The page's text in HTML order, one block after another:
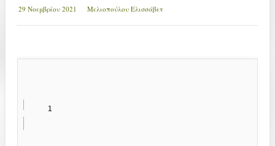
29 Νοεμβρίου 2021 Μελιοπούλου Ελισσάβετ